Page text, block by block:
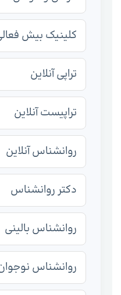
کلینیک بیش
تراپی آنلاین
تراپیست آنلاین
روانشناس آنلاین
دکتر روانشناس
روانشناس بالینی
روانشناس